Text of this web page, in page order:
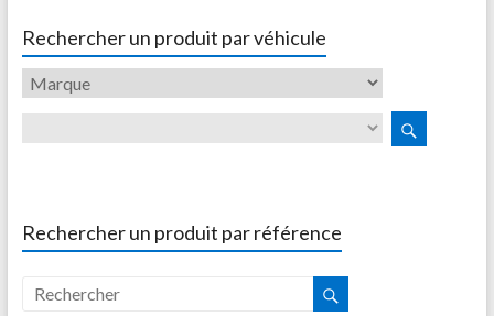
Rechercher un produit par véhicule
Rechercher un produit par référence